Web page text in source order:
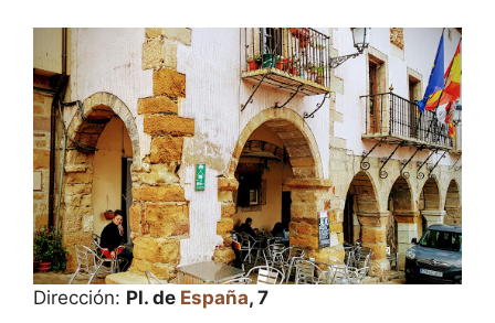
Dirección: Pl. de España, 7